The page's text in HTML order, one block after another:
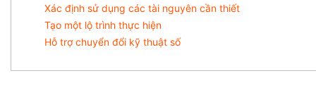
Xác định sử dụng các tài nguyên cần thiết
Tạo một lộ trình thực hiện
Hỗ trợ chuyển đổi kỹ thuật số